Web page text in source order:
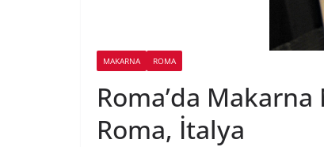
MAKARNA ROMA
Roma’da
Roma, İtalya